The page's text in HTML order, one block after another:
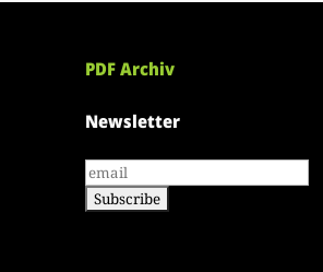
PDF Archiv
Newsletter